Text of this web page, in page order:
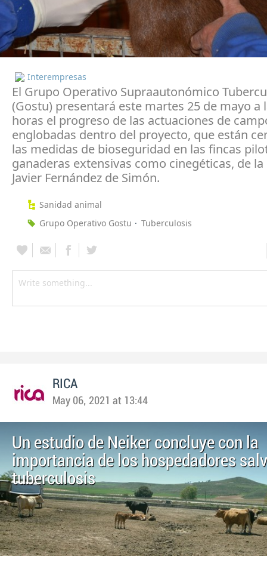
Interempresas
El Grupo Operativo Supraautonómico
(Gostu) presentará este martes 25 de mayo a
horas el progreso de las actuaciones de
englobadas dentro del proyecto, que están
las medidas de bioseguridad en las fincas
ganaderas extensivas como cinegéticas, de
Javier Fernández de Simón.
Sanidad animal
Grupo Operativo Gostu
Tuberculosis
RICA
May 06, 2021 at 13:44
Un estudio de Neiker concluye con la
importancia de los hospedadores
tuberculosis